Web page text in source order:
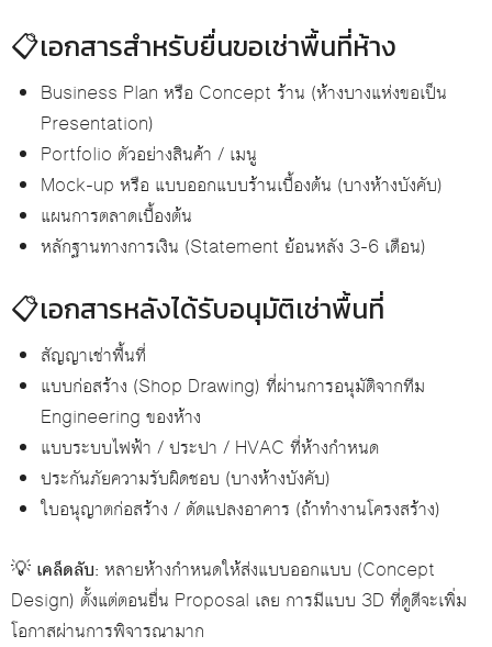
📋เอกสารสำหรับยื่นขอเช่าพื้นที่ห้าง
Business Plan หรือ Concept ร้าน (ห้างบางแห่งขอเป็น
Presentation)
Portfolio ตัวอย่างสินค้า / เมนู
Mock-up หรือ แบบออกแบบร้านเบื้องต้น (บางห้างบังคับ)
แผนการตลาดเบื้องต้น
หลักฐานทางการเงิน (Statement ย้อนหลัง 3-6 เดือน)
📋เอกสารหลังได้รับอนุมัติเช่าพื้นที่
สัญญาเช่าพื้นที่
แบบก่อสร้าง (Shop Drawing) ที่ผ่านการอนุมัติจากทีม
Engineering ของห้าง
แบบระบบไฟฟ้า / ประปา / HVAC ที่ห้างกำหนด
ประกันภัยความรับผิดชอบ (บางห้างบังคับ)
ใบอนุญาตก่อสร้าง / ดัดแปลงอาคาร (ถ้าทำงานโครงสร้าง)
💡 เคล็ดลับ: หลายห้างกำหนดให้ส่งแบบออกแบบ (Concept
Design) ตั้งแต่ตอนยื่น Proposal เลย การมีแบบ 3D ที่ดูดีจะเพิ่ม
โอกาสผ่านการพิจารณามาก